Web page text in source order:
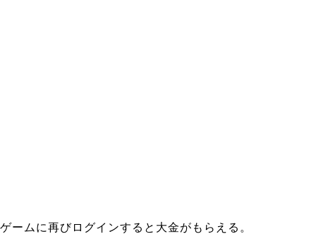
ゲームに再びログインすると大金がもらえる。